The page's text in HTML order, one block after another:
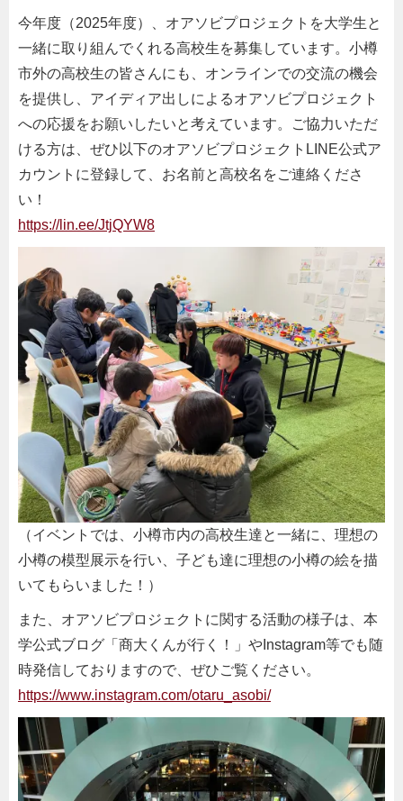
今年度（2025年度）、オアソビプロジェクトを大学生と
一緒に取り組んでくれる高校生を募集しています。小樽
市外の高校生の皆さんにも、オンラインでの交流の機会
を提供し、アイディア出しによるオアソビプロジェクト
への応援をお願いしたいと考えています。ご協力いただ
ける方は、ぜひ以下のオアソビプロジェクトLINE公式ア
カウントに登録して、お名前と高校名をご連絡くださ
い！
https://lin.ee/JtjQYW8
（イベントでは、小樽市内の高校生達と一緒に、理想の
小樽の模型展示を行い、子ども達に理想の小樽の絵を描
いてもらいました！）
また、オアソビプロジェクトに関する活動の様子は、本
学公式ブログ「商大くんが行く！」やInstagram等でも随
時発信しておりますので、ぜひご覧ください。
https://www.instagram.com/otaru_asobi/